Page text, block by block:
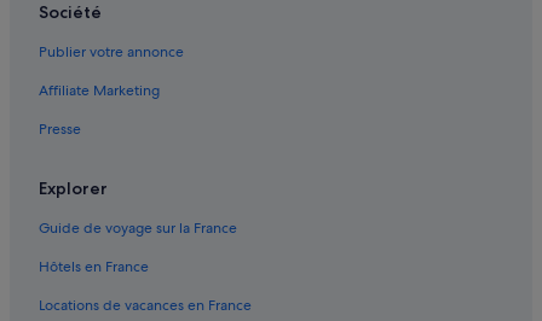
Société
Publier votre annonce
Affiliate Marketing
Presse
Explorer
Guide de voyage sur la France
Hôtels en France
Locations de vacances en France